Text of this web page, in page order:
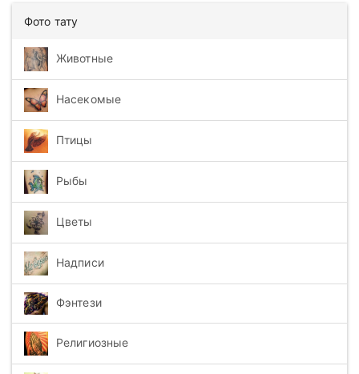
Фото тату
Животные
Насекомые
Птицы
Рыбы
Цветы
Надписи
Фэнтези
Религиозные